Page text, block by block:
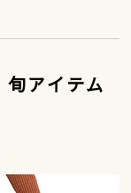
アイテム